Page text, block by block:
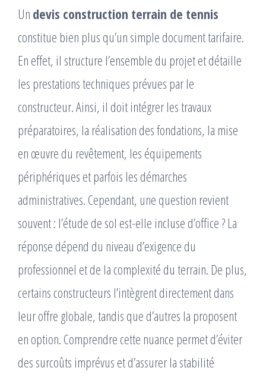
Un devis construction terrain de tennis
constitue bien plus qu’un simple document tarifaire.
En effet, il structure l’ensemble du projet et détaille
les prestations techniques prévues par le
constructeur. Ainsi, il doit intégrer les travaux
préparatoires, la réalisation des fondations, la mise
en œuvre du revêtement, les équipements
périphériques et parfois les démarches
administratives. Cependant, une question revient
souvent : l’étude de sol est-elle incluse d’office ? La
réponse dépend du niveau d’exigence du
professionnel et de la complexité du terrain. De plus,
certains constructeurs l’intègrent directement dans
leur offre globale, tandis que d’autres la proposent
en option. Comprendre cette nuance permet d’éviter
des surcoûts imprévus et d’assurer la stabilité